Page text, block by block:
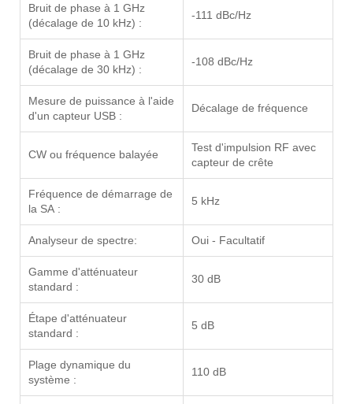
Bruit de phase à 1 GHz
(décalage de 10 kHz) :
-111 dBc/Hz
Bruit de phase à 1 GHz
(décalage de 30 kHz) :
-108 dBc/Hz
Mesure de puissance à l'aide
d'un capteur USB :
Décalage de fréquence
CW ou fréquence balayée
Test d'impulsion RF avec
capteur de crête
Fréquence de démarrage de
la SA :
5 kHz
Analyseur de spectre: Oui - Facultatif
Gamme d'atténuateur
standard :
30 dB
Étape d'atténuateur
standard :
5 dB
Plage dynamique du
système :
110 dB